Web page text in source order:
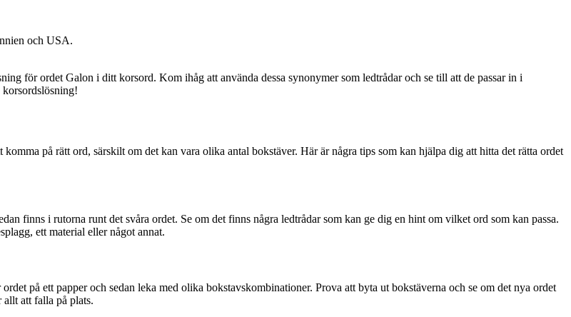
och USA.
för ordet Galon i ditt korsord. Kom ihåg att använda dessa synonymer som ledtrådar och se till att de passar in i
på rätt ord, särskilt om det kan vara olika antal bokstäver. Här är några tips som kan hjälpa dig att hitta det rätta ordet
finns i rutorna runt det svåra ordet. Se om det finns några ledtrådar som kan ge dig en hint om vilket ord som kan passa.
ett material eller något annat.
på ett papper och sedan leka med olika bokstavskombinationer. Prova att byta ut bokstäverna och se om det nya ordet
att falla på plats.